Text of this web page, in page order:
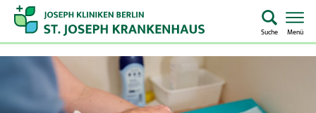
Suche Menü
Startseite